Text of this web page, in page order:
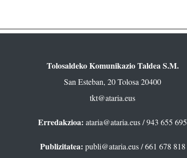
Tolosaldeko Komunikazio Taldea S.M.
San Esteban, 20 Tolosa 20400
tkt@ataria.eus
Erredakzioa: ataria@ataria.eus/ 943 655 695
Publizitatea: publi@ataria.eus/ 661 678 818